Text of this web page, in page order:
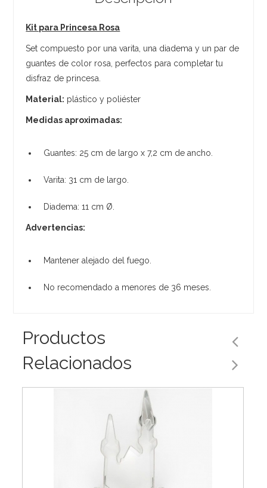
Kit para Princesa Rosa
Set compuesto por una varita, una diadema y un par de
guantes de color rosa, perfectos para completar tu
disfraz de princesa.
Material: plástico y poliéster
Medidas aproximadas:
Guantes: 25 cm de largo x 7,2 cm de ancho.
Varita: 31 cm de largo.
Diadema: 11 cm Ø.
Advertencias:
Mantener alejado del fuego.
No recomendado a menores de 36 meses.
Productos
Relacionados